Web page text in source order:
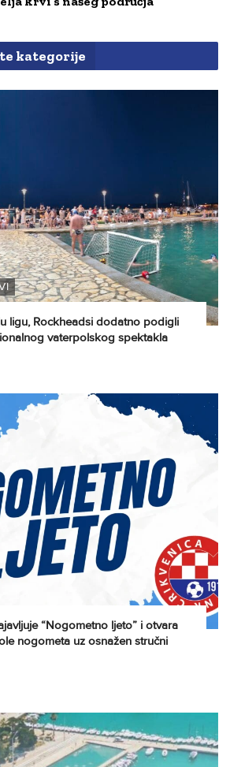
kategorije
ligu, Rockheadsi dodatno podigli
vaterpolskog spektakla
“Nogometno ljeto” i otvara
nogometa uz osnažen stručni